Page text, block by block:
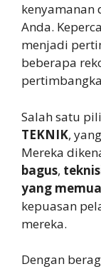
kenyamanan
Anda.
menjadi
beberapa
Salah satu
TEKNIK,
Mereka
bagus,
yang
kepuasan
mereka.
Dengan